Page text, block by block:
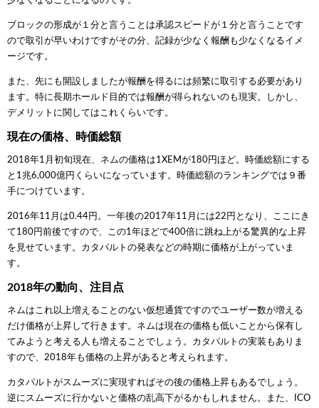
ブロックの形成が１分と言うことは承認スピードが１分と言うことです
ので取引が早いわけですがその分、記録が少なく報酬も少なくなるイメ
ージです。
また、先にも開設しましたが報酬を得るには頻繁に取引する必要があり
ます。特に長期ホールド目的では報酬が得られないのも現実。しかし、
デメリットに関してはこれくらいです。
現在の価格、時価総額
2018年1月初旬現在、ネムの価格は1XEMが180円ほど。時価総額にする
と1兆6,000億円くらいになっています。時価総額のランキングでは９番
手につけています。
2016年11月は0.44円。一年後の2017年11月には22円となり、ここにき
て180円前後ですので、この1年ほどで400倍に跳ね上がる驚異的な上昇
を見せています。カタパルトの発表などの時期に価格が上がっていま
す。
2018年の動向、注目点
ネムはこれ以上増えることのない仮想通貨ですのでユーザー数が増える
だけ価格が上昇して行きます。ネムは現在の価格も低いことから保有し
てみようと考える人も増えることでしょう。カタパルトの実装もありま
すので、2018年も価格の上昇があると考えられます。
カタパルトがスムーズに実現すればその後の価格上昇もあるでしょう。
逆にスムーズに行かないと価格の乱高下がるかもしれません。また、ICO